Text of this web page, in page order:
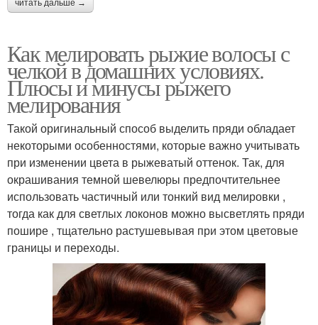
читать дальше →
Как мелировать рыжие волосы с
челкой в домашних условиях.
Плюсы и минусы рыжего
мелирования
Такой оригинальный способ выделить пряди обладает
некоторыми особенностями, которые важно учитывать
при изменении цвета в рыжеватый оттенок. Так, для
окрашивания темной шевелюры предпочтительнее
использовать частичный или тонкий вид мелировки ,
тогда как для светлых локонов можно высветлять пряди
пошире , тщательно растушевывая при этом цветовые
границы и переходы.